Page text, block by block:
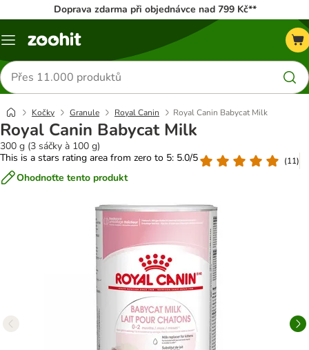
Doprava zdarma při objednávce nad 799 Kč**
Menu
Hledat
produkty
Kočky Granule Royal Canin Royal Canin Babycat Milk
Royal Canin Babycat Milk
300 g (3 sáčky à 100 g)
This is a stars rating area from zero to 5: 5.0/5
(11)
Ohodnoťte tento produkt